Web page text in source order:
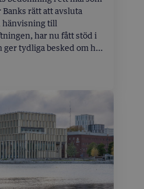
rätt att avsluta
hänvisning till
har nu fått stöd i
ger tydliga besked om hur
Alliance (SHA) och
var kunder i
Under sommaren 2018
flera ovanliga
en stor betalning
överföring från
moderbolag
då in mer